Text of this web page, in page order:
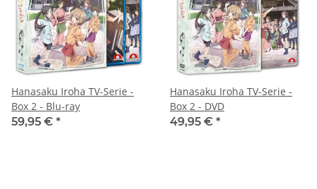
Hanasaku Iroha TV-Serie -
Box 2 - Blu-ray
59,95 € *
Hanasaku Iroha TV-Serie -
Box 2 - DVD
49,95 € *